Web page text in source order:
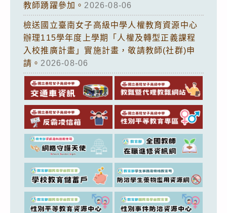
教師踴躍參加。 2026-08-06
檢送國立臺南女子高級中學人權教育資源中心
辦理115學年度上學期「人權及轉型正義課程
入校推廣計畫」實施計畫，敬請教師(社群)申
請。 2026-08-06